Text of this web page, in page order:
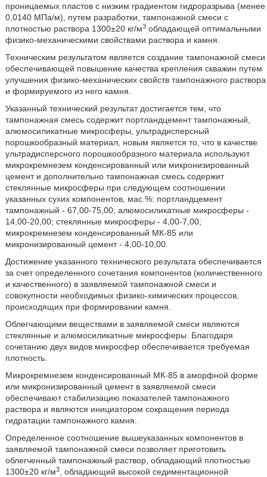
проницаемых пластов с низким градиентом гидроразрыва (менее
0,0140 МПа/м), путем разработки, тампонажной смеси с
плотностью раствора 1300±20 кг/м3обладающей оптимальными
физико-механическими свойствами раствора и камня.
Техническим результатом является создание тампонажной смеси
обеспечивающей повышение качества крепления скважин путем
улучшения физико-механических свойств тампонажного раствора
и формируемого из него камня.
Указанный технический результат достигается тем, что
тампонажная смесь содержит портландцемент тампонажный,
алюмосиликатные микросферы, ультрадисперсный
порошкообразный материал, новым является то, что в качестве
ультрадисперсного порошкообразного материала используют
микрокремнезем конденсированный или микронизированный
цемент и дополнительно тампонажная смесь содержит
стеклянные микросферы при следующем соотношении
указанных сухих компонентов, мас.%: портландцемент
тампонажный - 67,00-75,00; алюмосиликатные микросферы -
14,00-20,00; стеклянные микросферы - 4,00-7,00;
микрокремнезем конденсированный МК-85 или
микронизированный цемент - 4,00-10,00.
Достижение указанного технического результата обеспечивается
за счет определенного сочетания компонентов (количественного
и качественного) в заявляемой тампонажной смеси и
совокупности необходимых физико-химических процессов,
происходящих при формировании камня.
Облегчающими веществами в заявляемой смеси являются
стеклянные и алюмосиликатные микросферы. Благодаря
сочетанию двух видов микросфер обеспечивается требуемая
плотность.
Микрокремнезем конденсированный МК-85 в аморфной форме
или микронизированный цемент в заявляемой смеси
обеспечивают стабилизацию показателей тампонажного
раствора и являются инициатором сокращения периода
гидратации тампонажного камня.
Определенное соотношение вышеуказанных компонентов в
заявляемой тампонажной смеси позволяет приготовить
облегченный тампонажный раствор, обладающий плотностью
1300±20 кг/м3, обладающий высокой седиментационной